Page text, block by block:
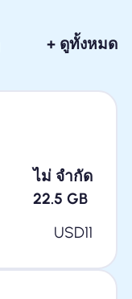
+ ดูทั้งหมด
ไม่ จำกัด
22.5 GB
USD11